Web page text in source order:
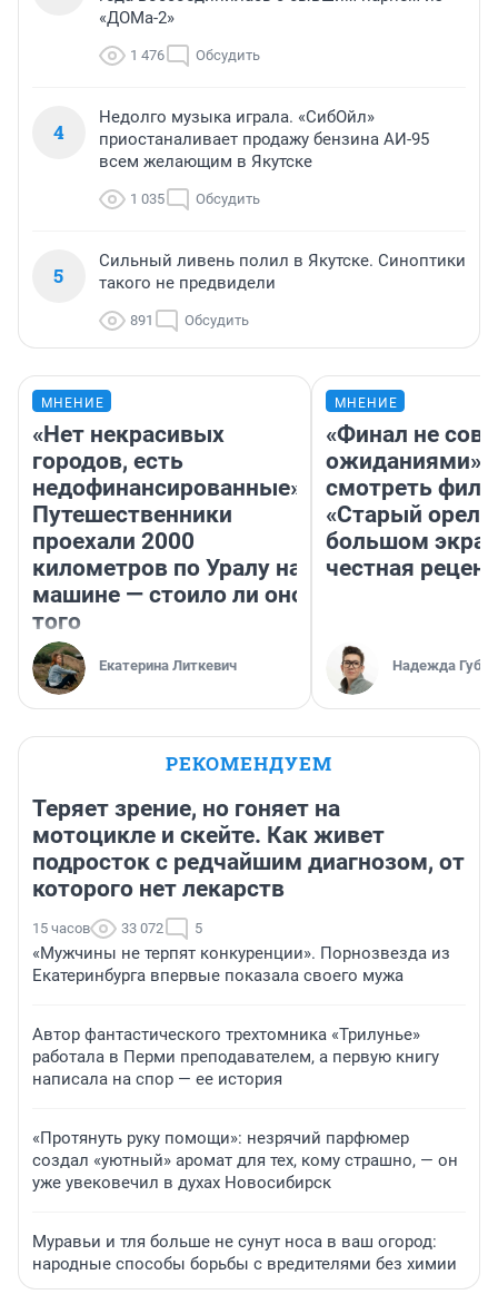
«ДОМа-2»
1 476 Обсудить
4
Недолго музыка играла. «СибОйл»
приостаналивает продажу бензина АИ-95
всем желающим в Якутске
1 035 Обсудить
5
Сильный ливень полил в Якутске. Синоптики
такого не предвидели
891 Обсудить
МНЕНИЕ
«Нет некрасивых
городов, есть
недофинансированные».
Путешественники
проехали 2000
километров по Уралу на
машине — стоило ли оно
того
Екатерина Литкевич
МНЕНИЕ
«Финал не
ожиданиями»:
смотреть
«Старый орел»
большом
честная
Надежда
РЕКОМЕНДУЕМ
Теряет зрение, но гоняет на
мотоцикле и скейте. Как живет
подросток с редчайшим диагнозом, от
которого нет лекарств
15 часов 33 072 5
«Мужчины не терпят конкуренции». Порнозвезда из
Екатеринбурга впервые показала своего мужа
Автор фантастического трехтомника «Трилунье»
работала в Перми преподавателем, а первую книгу
написала на спор — ее история
«Протянуть руку помощи»: незрячий парфюмер
создал «уютный» аромат для тех, кому страшно, — он
уже увековечил в духах Новосибирск
Муравьи и тля больше не сунут носа в ваш огород:
народные способы борьбы с вредителями без химии